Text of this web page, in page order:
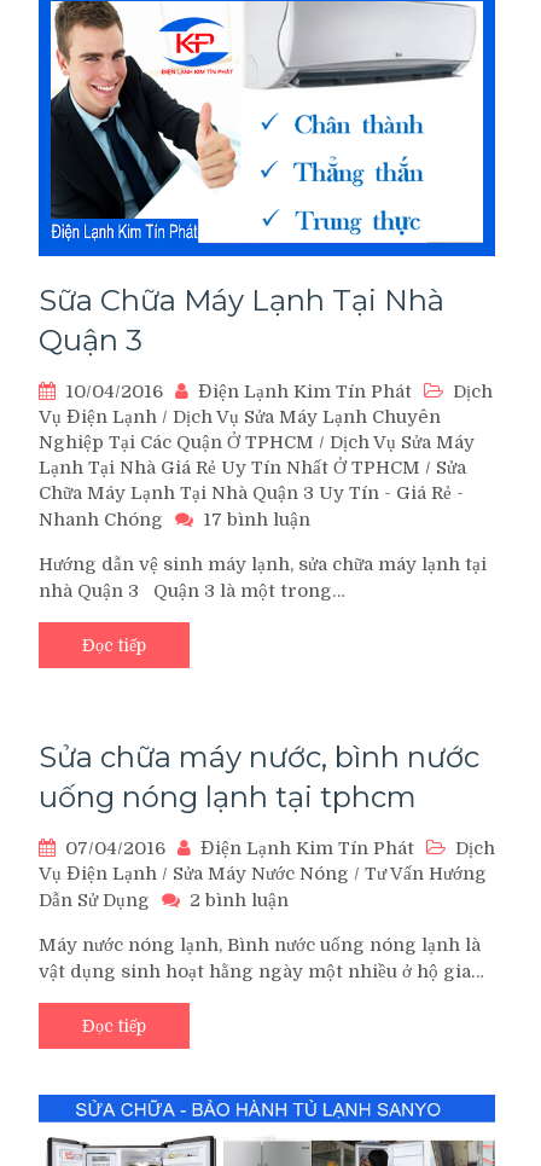
máy
Sanyo
Sữa Chữa Máy Lạnh Tại Nhà
Quận 3
10/04/2016 Điện Lạnh Kim Tín Phát
Dịch
Vụ Điện Lạnh / Dịch Vụ Sửa Máy Lạnh Chuyên
Nghiệp Tại Các Quận Ở TPHCM / Dịch Vụ Sửa Máy
Lạnh Tại Nhà Giá Rẻ Uy Tín Nhất Ở TPHCM / Sửa
Chữa Máy Lạnh Tại Nhà Quận 3 Uy Tín - Giá Rẻ -
Nhanh Chóng
17 bình luận
Chữa
Máy
Hướng dẫn vệ sinh máy lạnh, sửa chữa máy lạnh tại
nhà Quận 3 Quận 3 là một trong…
Đọc tiếp
Sửa chữa máy nước, bình nước
uống nóng lạnh tại tphcm
07/04/2016 Điện Lạnh Kim Tín Phát
Dịch
Vụ Điện Lạnh / Sửa Máy Nước Nóng / Tư Vấn Hướng
Dẫn Sử Dụng
2 bình luận
chữa
máy
nóng
lạnh
tại
Máy nước nóng lạnh, Bình nước uống nóng lạnh là
vật dụng sinh hoạt hằng ngày một nhiều ở hộ gia…
Đọc tiếp